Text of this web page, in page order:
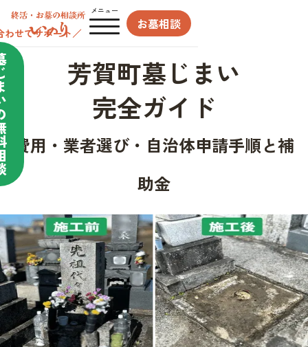
メニュー
お墓相談
わせてサポート／
芳賀町墓じまい
完全ガイド
費用・業者選び・自治体申請手順と補
助金